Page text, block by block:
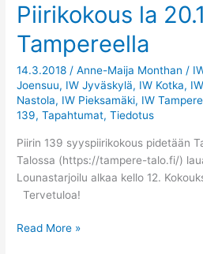
Piirikokous la
Tampereella
14.3.2018 /Anne-Maija Monthan /
Joensuu, IW Jyväskylä, IW Kotka,
Nastola, IW Pieksamäki, IW Tampere
139,Tapahtumat,Tiedotus
Piirin 139 syyspiirikokous pidetään
Talossa (https://tampere-talo.fi/)
Lounastarjoilu alkaa kello 12.
Tervetuloa!
Piirikokous
la
20.10.2018
Tampereella
Read More »